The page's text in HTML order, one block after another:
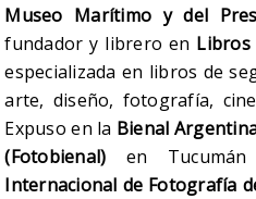
Museo Marítimo y del
fundador y librero en Libros
especializada en libros de
arte, diseño, fotografía,
Expuso en la Bienal
(Fotobienal) en
Internacional de Fotografía